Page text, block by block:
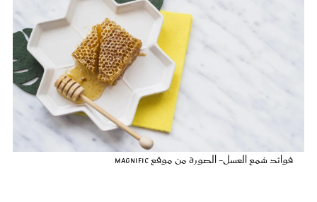
فوائد شمع العسل- الصورة من موقع Magnific
ستايل